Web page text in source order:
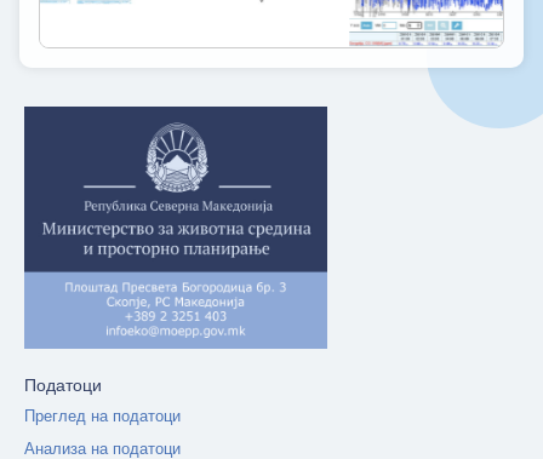
Податоци
Преглед на податоци
Анализа на податоци